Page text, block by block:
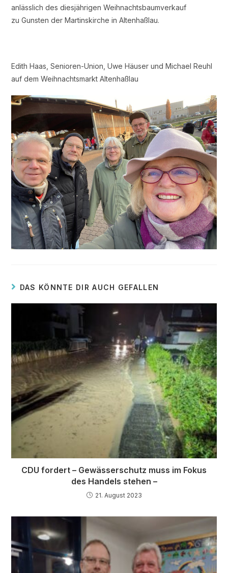
anlässlich des diesjährigen Weihnachtsbaumverkauf
zu Gunsten der Martinskirche in Altenhaßlau.
Edith Haas, Senioren-Union, Uwe Häuser und Michael Reuhl
auf dem Weihnachtsmarkt Altenhaßlau
DAS KÖNNTE DIR AUCH GEFALLEN
CDU fordert – Gewässerschutz muss im Fokus
des Handels stehen –
21. August 2023